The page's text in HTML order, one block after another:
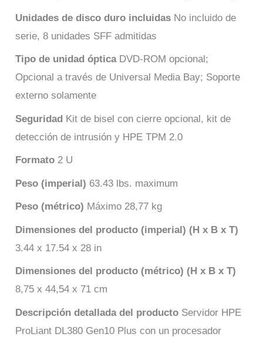
Unidades de disco duro incluidas No incluido de
serie, 8 unidades SFF admitidas
Tipo de unidad óptica DVD-ROM opcional;
Opcional a través de Universal Media Bay; Soporte
externo solamente
Seguridad Kit de bisel con cierre opcional, kit de
detección de intrusión y HPE TPM 2.0
Formato 2 U
Peso (imperial) 63.43 lbs. maximum
Peso (métrico) Máximo 28,77 kg
Dimensiones del producto (imperial) (H x B x T)
3.44 x 17.54 x 28 in
Dimensiones del producto (métrico) (H x B x T)
8,75 x 44,54 x 71 cm
Descripción detallada del producto Servidor HPE
ProLiant DL380 Gen10 Plus con un procesador